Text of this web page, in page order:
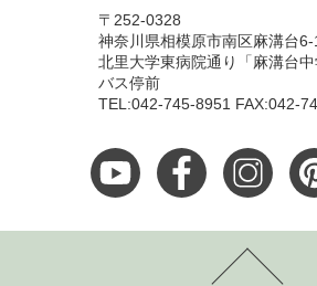
〒252-0328
神奈川県相模原市南区麻溝台
北里大学東病院通り「麻溝台中
バス停前
TEL:042-745-8951 FAX:042-